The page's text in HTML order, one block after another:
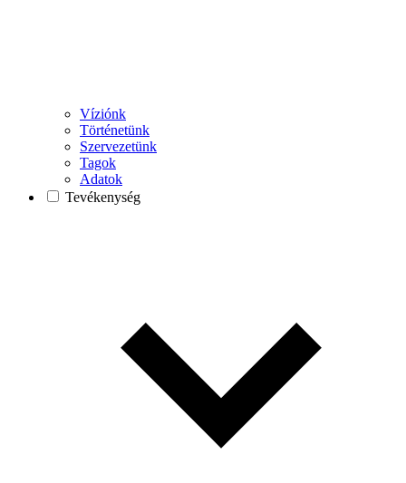
Víziónk
Történetünk
Szervezetünk
Tagok
Adatok
Tevékenység